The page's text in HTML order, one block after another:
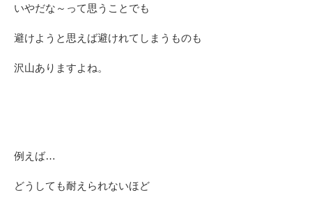
いやだな～って思うことでも
避けようと思えば避けれてしまうものも
沢山ありますよね。
例えば…
どうしても耐えられないほど